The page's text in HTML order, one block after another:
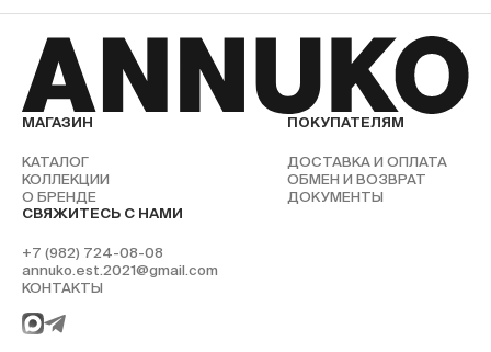
МАГАЗИН
КАТАЛОГ
КОЛЛЕКЦИИ
О БРЕНДЕ
ПОКУПАТЕЛЯМ
ДОСТАВКА И ОПЛАТА
ОБМЕН И ВОЗВРАТ
ДОКУМЕНТЫ
СВЯЖИТЕСЬ С НАМИ
+7 (982) 724-08-08
annuko.est.2021@gmail.com
КОНТАКТЫ